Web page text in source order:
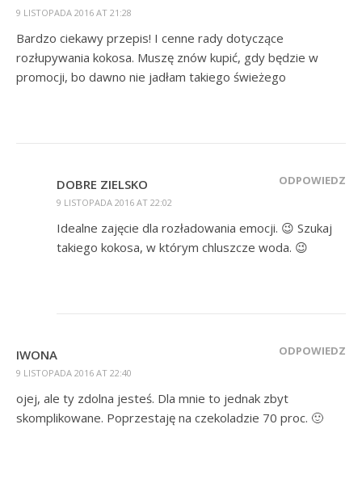
9 LISTOPADA 2016 AT 21:28
Bardzo ciekawy przepis! I cenne rady dotyczące
rozłupywania kokosa. Muszę znów kupić, gdy będzie w
promocji, bo dawno nie jadłam takiego świeżego
DOBRE ZIELSKO
9 LISTOPADA 2016 AT 22:02
ODPOWIEDZ
Idealne zajęcie dla rozładowania emocji. 😉 Szukaj
takiego kokosa, w którym chluszcze woda. 😉
IWONA
9 LISTOPADA 2016 AT 22:40
ODPOWIEDZ
ojej, ale ty zdolna jesteś. Dla mnie to jednak zbyt
skomplikowane. Poprzestaję na czekoladzie 70 proc. 🙂